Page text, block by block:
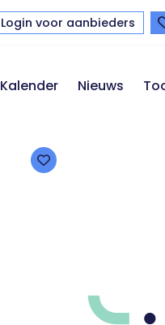
Login voor aanbieders
Kalender Nieuws
Toevoegen aan